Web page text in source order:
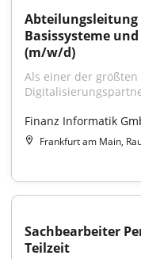
Abteilungsleitung
Basissysteme
(m/w/d)
Als einer der
Finanz Informatik
Frankfurt am Main,
Sachbearbeiter
Teilzeit